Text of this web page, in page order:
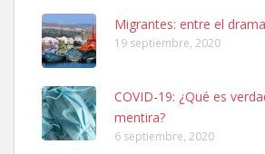
Leales.org » Gran Canaria
Migrantes: entre el
19 septiembre, 2020
COVID-19: ¿Qué es
mentira?
6 septiembre, 2020